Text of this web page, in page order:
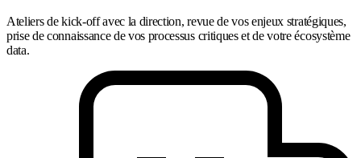
Ateliers de kick-off avec la direction, revue de vos enjeux stratégiques,
prise de connaissance de vos processus critiques et de votre écosystème
data.